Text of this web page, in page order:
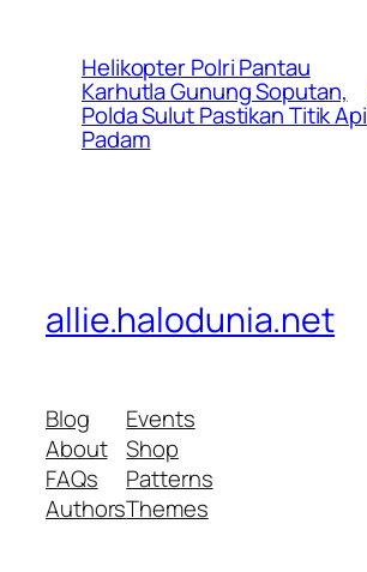
Helikopter Polri Pantau
Karhutla Gunung Soputan,
Polda Sulut Pastikan Titik Api
Padam
allie.halodunia.net
Blog
About
FAQs
Authors
Events
Shop
Patterns
Themes